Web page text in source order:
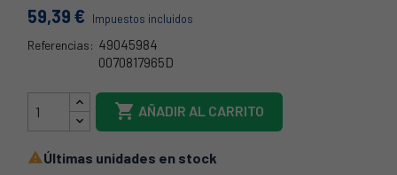
59,39 € Impuestos incluidos
Referencias: 49045984
0070817965D
 AÑADIR AL CARRITO
Últimas unidades en stock